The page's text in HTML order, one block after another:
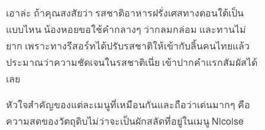
เอาล่ะ ถ้าคุณสงสัยว่า รสชาติอาหารฝรั่งเศสทางตอนใต้เป็น
แบบไหน น้องหอยขอใช้คำกลางๆ ว่ากลมกล่อม และทานไม่
ยาก เพราะทางรีสอร์ทได้ปรับรสชาติให้เข้ากับลิ้นคนไทยแล้ว
ประมาณว่าความชัดเจนในรสชาติเนี่ย เข้าปากคำแรกสัมผัสได้
เลย
หัวใจสำคัญของแต่ละเมนูที่เหมือนกันและถือว่าเด่นมากๆ คือ
ความสดของวัตถุดิบไม่ว่าจะเป็นผักสลัดที่อยู่ในเมนู Nicoise